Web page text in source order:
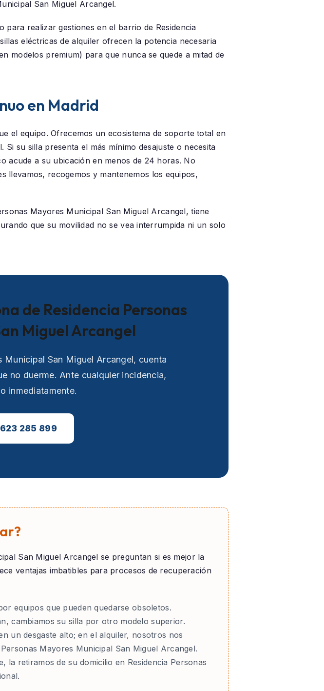
San Miguel Arcangel.
para realizar gestiones en el barrio de Residencia
eléctricas de alquiler ofrecen la potencia necesaria
modelos premium) para que nunca se quede a mitad de
en Madrid
el equipo. Ofrecemos un ecosistema de soporte total en
. Si su silla presenta el más mínimo desajuste o necesita
acude a su ubicación en menos de 24 horas. No
llevamos, recogemos y mantenemos los equipos,
Mayores Municipal San Miguel Arcangel, tiene
que su movilidad no se vea interrumpida ni un solo
de Residencia Personas
Miguel Arcangel
Municipal San Miguel Arcangel, cuenta
no duerme. Ante cualquier incidencia,
inmediatamente.
285 899
San Miguel Arcangel se preguntan si es mejor la
ventajas imbatibles para procesos de recuperación
equipos que pueden quedarse obsoletos.
cambiamos su silla por otro modelo superior.
un desgaste alto; en el alquiler, nosotros nos
Mayores Municipal San Miguel Arcangel.
la retiramos de su domicilio en Residencia Personas